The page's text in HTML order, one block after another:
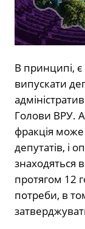
В принципі,
випускати
Голови ВРУ.
фракція може
депутатів, і
знаходяться
протягом 12
потреби, в